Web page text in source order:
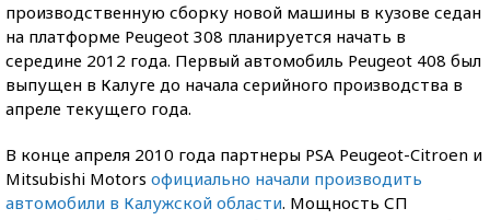
производственную сборку новой машины в кузове седан
на платформе Peugeot 308 планируется начать в
середине 2012 года. Первый автомобиль Peugeot 408 был
выпущен в Калуге до начала серийного производства в
апреле текущего года.
В конце апреля 2010 года партнеры PSA Peugeot-Citroen и
Mitsubishi Motors официально начали производить
автомобили в Калужской области. Мощность СП